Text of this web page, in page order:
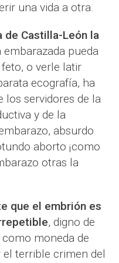
una vida a otra.
de Castilla-León la
embarazada pueda
o verle latir
ecografía, ha
los servidores de la
y de la
absurdo
aborto ¡como
otras la
que el embrión es
, digno de
moneda de
terrible crimen del